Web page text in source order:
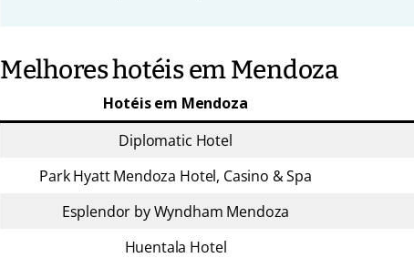
Melhores hotéis em Mendoza
Hotéis em Mendoza
Diplomatic Hotel
Park Hyatt Mendoza Hotel, Casino & Spa
Esplendor by Wyndham Mendoza
Huentala Hotel